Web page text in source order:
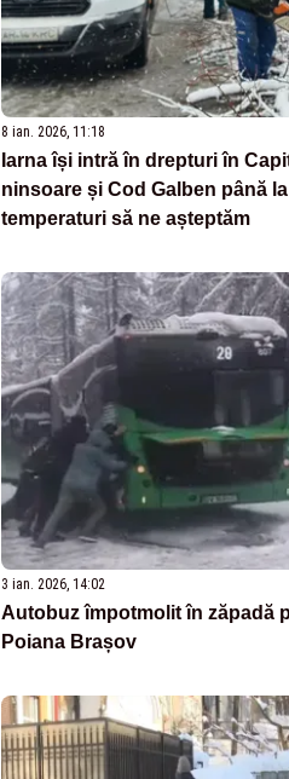
8 ian. 2026, 11:18
Iarna își intră în drepturi în
ninsoare și Cod Galben până
temperaturi să ne așteptăm
3 ian. 2026, 14:02
Autobuz împotmolit în zăpadă
Poiana Brașov